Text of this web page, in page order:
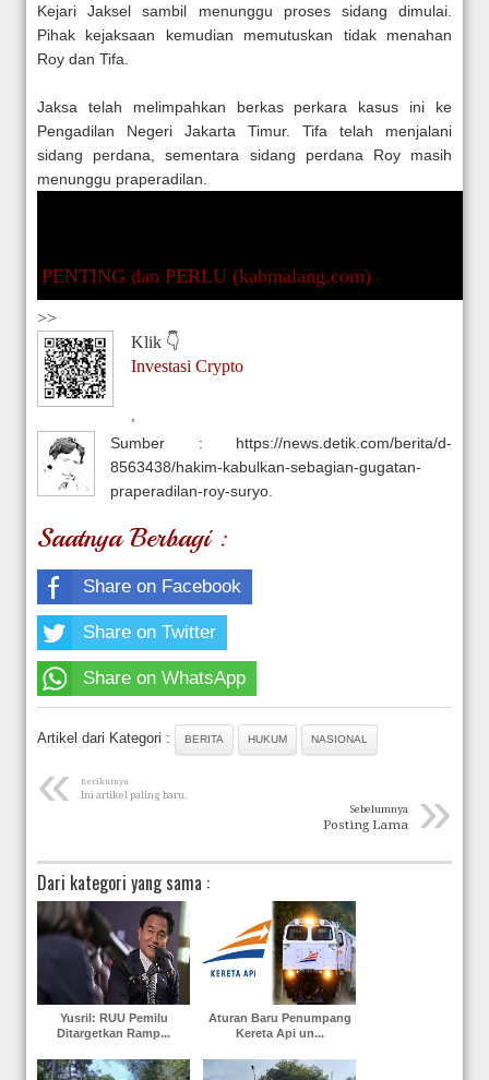
Kejari Jaksel sambil menunggu proses sidang dimulai.
Pihak kejaksaan kemudian memutuskan tidak menahan
Roy dan Tifa.
Jaksa telah melimpahkan berkas perkara kasus ini ke
Pengadilan Negeri Jakarta Timur. Tifa telah menjalani
sidang perdana, sementara sidang perdana Roy masih
menunggu praperadilan.
>>
Klik 👇
Investasi Crypto
Sumber : https://news.detik.com/berita/d-
8563438/hakim-kabulkan-sebagian-gugatan-
praperadilan-roy-suryo.
Saatnya Berbagi :
Share on Facebook
Share on Twitter
Share on WhatsApp
Artikel dari Kategori : BERITA HUKUM NASIONAL
« Berikutnya
Ini artikel paling baru. »
Sebelumnya
Posting Lama
Dari kategori yang sama :
Yusril: RUU Pemilu
Ditargetkan Ramp...
Aturan Baru Penumpang
Kereta Api un...